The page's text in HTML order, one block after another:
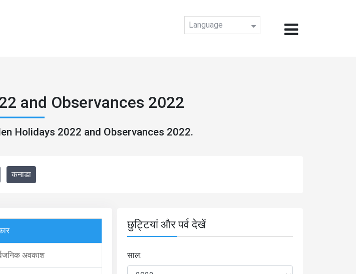
Language
and Observances 2022
Holidays 2022 and Observances 2022.
कनाडा
अवकाश
छुट्टियां और पर्व देखें
साल: